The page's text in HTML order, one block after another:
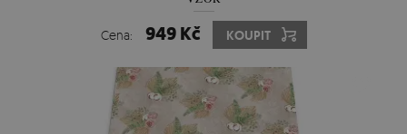
Cena: 949 Kč KOUPIT